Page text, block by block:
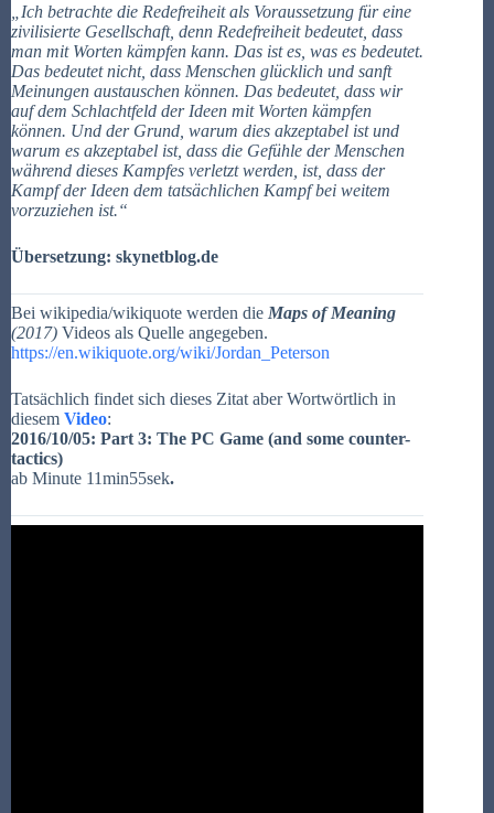
„Ich betrachte die Redefreiheit als Voraussetzung für eine
zivilisierte Gesellschaft, denn Redefreiheit bedeutet, dass
man mit Worten kämpfen kann. Das ist es, was es bedeutet.
Das bedeutet nicht, dass Menschen glücklich und sanft
Meinungen austauschen können. Das bedeutet, dass wir
auf dem Schlachtfeld der Ideen mit Worten kämpfen
können. Und der Grund, warum dies akzeptabel ist und
warum es akzeptabel ist, dass die Gefühle der Menschen
während dieses Kampfes verletzt werden, ist, dass der
Kampf der Ideen dem tatsächlichen Kampf bei weitem
vorzuziehen ist.“
Übersetzung: skynetblog.de
Bei wikipedia/wikiquote werden die Maps of Meaning
(2017) Videos als Quelle angegeben.
https://en.wikiquote.org/wiki/Jordan_Peterson
Tatsächlich findet sich dieses Zitat aber Wortwörtlich in
diesem Video:
2016/10/05: Part 3: The PC Game (and some counter-
tactics)
ab Minute 11min55sek.